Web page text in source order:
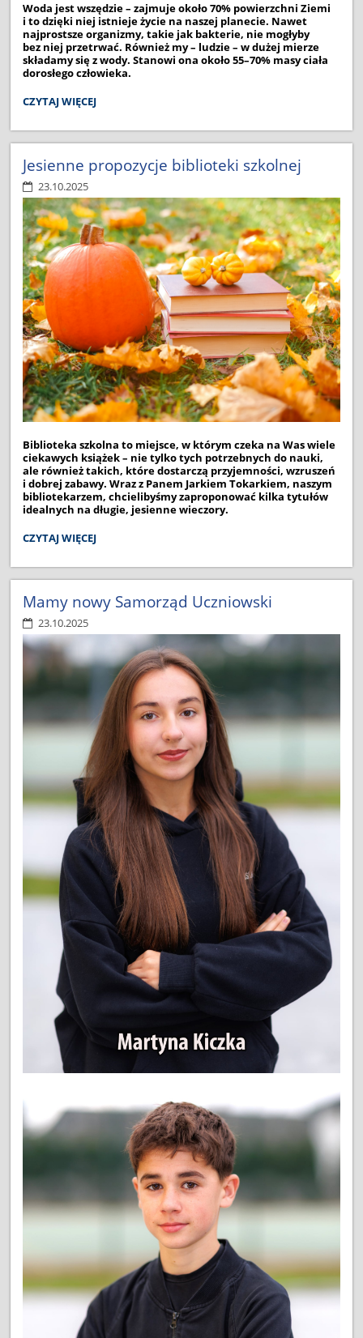
Woda jest wszędzie – zajmuje około 70% powierzchni Ziemi
i to dzięki niej istnieje życie na naszej planecie. Nawet
najprostsze organizmy, takie jak bakterie, nie mogłyby
bez niej przetrwać. Również my – ludzie – w dużej mierze
składamy się z wody. Stanowi ona około 55–70% masy ciała
dorosłego człowieka.
WODA
ŹRÓDŁO
ŻYCIA,
O
KTÓRE
TRZEBA
DBAĆ:
CZYTAJ WIĘCEJ
Jesienne propozycje biblioteki szkolnej
23.10.2025
Biblioteka szkolna to miejsce, w którym czeka na Was wiele
ciekawych książek – nie tylko tych potrzebnych do nauki,
ale również takich, które dostarczą przyjemności, wzruszeń
i dobrej zabawy. Wraz z Panem Jarkiem Tokarkiem, naszym
bibliotekarzem, chcielibyśmy zaproponować kilka tytułów
idealnych na długie, jesienne wieczory.
JESIENNE
BIBLIOTEKI
SZKOLNEJ:
CZYTAJ WIĘCEJ
Mamy nowy Samorząd Uczniowski
23.10.2025